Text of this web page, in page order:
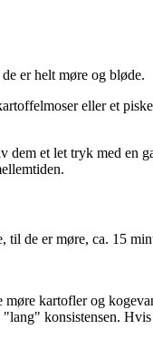
er helt møre og bløde.
eller et
et let tryk med en
de er møre, ca. 15
kartofler og
konsistensen.